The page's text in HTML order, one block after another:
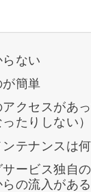
ない
が簡単
クセスがあ
たりしない）
テナンスは
ービス独自
らの流入がある